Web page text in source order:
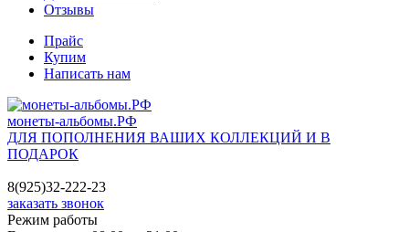
Отзывы
Прайс
Купим
Написать нам
монеты-альбомы.РФ
ДЛЯ ПОПОЛНЕНИЯ ВАШИХ КОЛЛЕКЦИЙ И В
ПОДАРОК
8(925)32-222-23
заказать звонок
Режим работы